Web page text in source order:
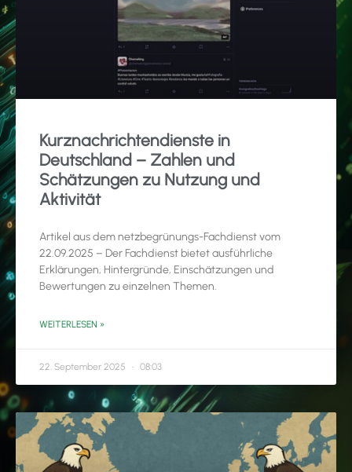
Kurznachrichtendienste in
Deutschland – Zahlen und
Schätzungen zu Nutzung und
Aktivität
Artikel aus dem netzbegrünungs-Fachdienst vom
22.09.2025 – Der Fachdienst bietet ausführliche
Erklärungen, Hintergründe, Einschätzungen und
Bewertungen zu einzelnen Themen.
WEITERLESEN »
22. September 2025 08:03